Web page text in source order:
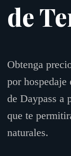
de
Obtenga
por
de Daypass a
que te
naturales.